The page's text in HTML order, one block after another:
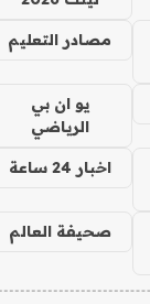
مصادر التعليم
يو ان بي
الرياضي
اخبار 24 ساعة
صحيفة العالم